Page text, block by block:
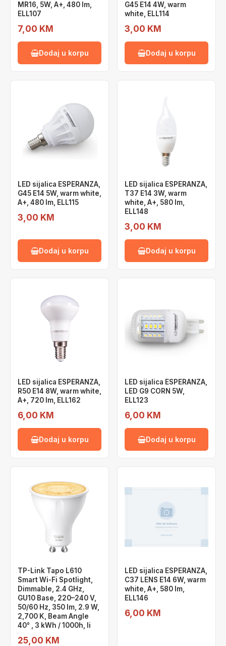
MR16, 5W, A+, 480 lm,
ELL107
7,00 KM
Dodaj u korpu
G45 E14 4W, warm
white, ELL114
3,00 KM
Dodaj u korpu
LED sijalica ESPERANZA,
G45 E14 5W, warm white,
A+, 480 lm, ELL115
3,00 KM
Dodaj u korpu
LED sijalica ESPERANZA,
T37 E14 3W, warm
white, A+, 580 lm,
ELL148
3,00 KM
Dodaj u korpu
LED sijalica ESPERANZA,
R50 E14 8W, warm white,
A+, 720 lm, ELL162
6,00 KM
Dodaj u korpu
LED sijalica ESPERANZA,
LED G9 CORN 5W,
ELL123
6,00 KM
Dodaj u korpu
TP-Link Tapo L610
Smart Wi-Fi Spotlight,
Dimmable, 2.4 GHz,
GU10 Base, 220–240 V,
50/60 Hz, 350 lm, 2.9 W,
2,700 K, Beam Angle
40° , 3 kWh / 1000h, li
25,00 KM
LED sijalica ESPERANZA,
C37 LENS E14 6W, warm
white, A+, 580 lm,
ELL146
6,00 KM